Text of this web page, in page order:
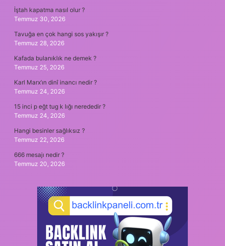
İştah kapatma nasıl olur ?
Temmuz 30, 2026
Tavuğa en çok hangi sos yakışır ?
Temmuz 28, 2026
Kafada bulanıklık ne demek ?
Temmuz 25, 2026
Karl Marx’ın dinî inancı nedir ?
Temmuz 24, 2026
15 inci p eğt tug k lığı nerededir ?
Temmuz 24, 2026
Hangi besinler sağlıksız ?
Temmuz 22, 2026
666 mesajı nedir ?
Temmuz 20, 2026